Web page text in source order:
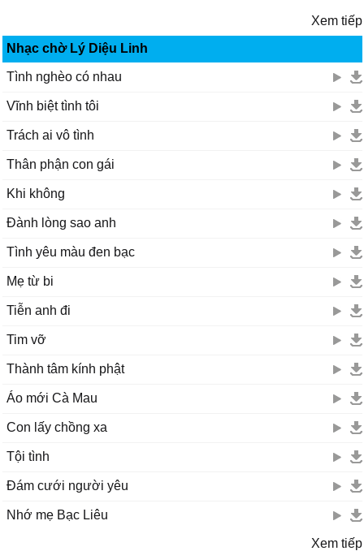
Xem tiếp
Nhạc chờ Lý Diệu Linh
Tình nghèo có nhau
Vĩnh biệt tình tôi
Trách ai vô tình
Thân phận con gái
Khi không
Đành lòng sao anh
Tình yêu màu đen bạc
Mẹ từ bi
Tiễn anh đi
Tim vỡ
Thành tâm kính phật
Áo mới Cà Mau
Con lấy chồng xa
Tội tình
Đám cưới người yêu
Nhớ mẹ Bạc Liêu
Xem tiếp